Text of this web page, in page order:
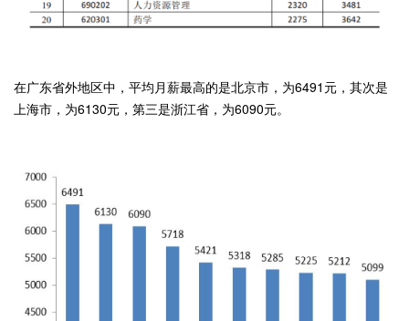
在广东省外地区中，平均月薪最高的是北京市，为6491元，其次是
上海市，为6130元，第三是浙江省，为6090元。